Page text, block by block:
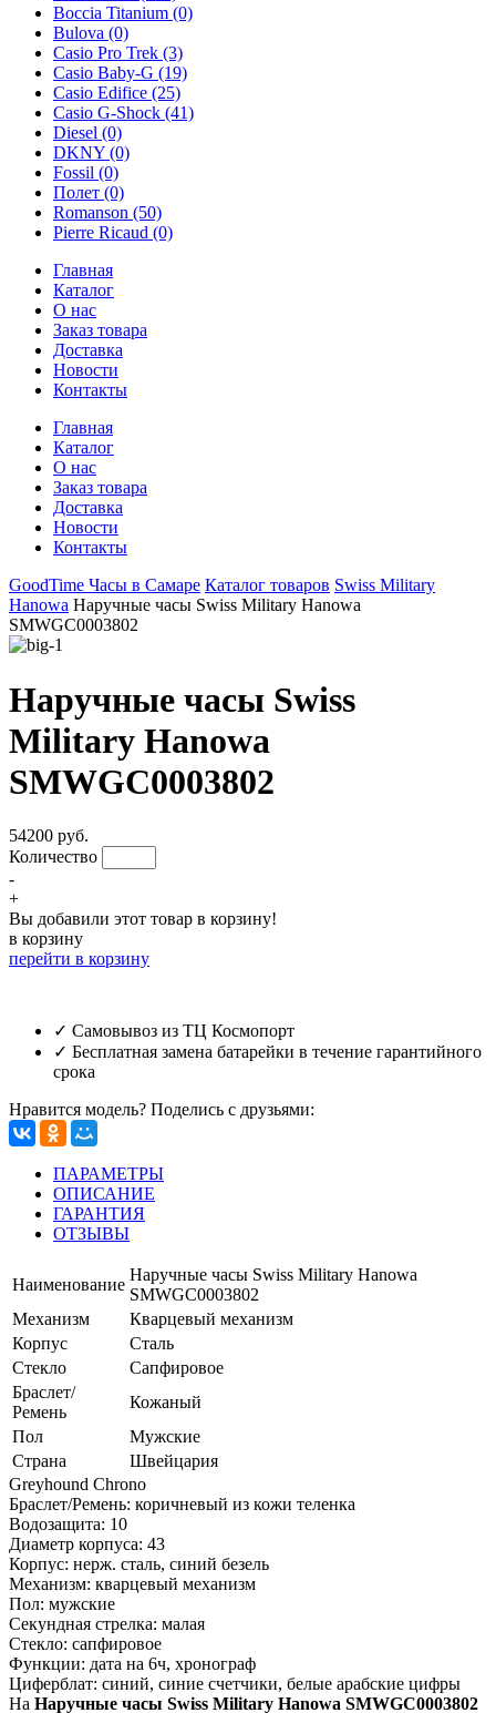
Boccia Titanium (0)
Bulova (0)
Casio Pro Trek (3)
Casio Baby-G (19)
Casio Edifice (25)
Casio G-Shock (41)
Diesel (0)
DKNY (0)
Fossil (0)
Полет (0)
Romanson (50)
Pierre Ricaud (0)
Главная
Каталог
О нас
Заказ товара
Доставка
Новости
Контакты
Главная
Каталог
О нас
Заказ товара
Доставка
Новости
Контакты
GoodTime Часы в Самаре Каталог товаров Swiss Military
Hanowa Наручные часы Swiss Military Hanowa
SMWGC0003802
Наручные часы Swiss
Military Hanowa
SMWGC0003802
54200 руб.
Количество
-
+
Вы добавили этот товар в корзину!
в корзину
перейти в корзину
✓ Самовывоз из ТЦ Космопорт
✓ Бесплатная замена батарейки в течение гарантийного
срока
Нравится модель? Поделись с друзьями:
ПАРАМЕТРЫ
ОПИСАНИЕ
ГАРАНТИЯ
ОТЗЫВЫ
Наименование
Наручные часы Swiss Military Hanowa
SMWGC0003802
Механизм
Кварцевый механизм
Корпус
Сталь
Стекло
Сапфировое
Браслет/
Ремень
Кожаный
Пол
Мужские
Страна
Швейцария
Greyhound Chrono
Браслет/Ремень: коричневый из кожи теленка
Водозащита: 10
Диаметр корпуса: 43
Корпус: нерж. сталь, синий безель
Механизм: кварцевый механизм
Пол: мужские
Секундная стрелка: малая
Стекло: сапфировое
Функции: дата на 6ч, хронограф
Циферблат: синий, синие счетчики, белые арабские цифры
На Наручные часы Swiss Military Hanowa SMWGC0003802